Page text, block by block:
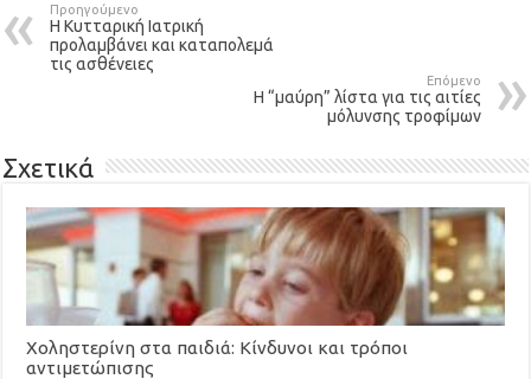
Προηγούμενο
Η Κυτταρική Ιατρική
προλαμβάνει και καταπολεμά
τις ασθένειες
Επόμενο
Η “μαύρη” λίστα για τις αιτίες
μόλυνσης τροφίμων
Σχετικά
Χοληστερίνη στα παιδιά: Κίνδυνοι και τρόποι
αντιμετώπισης